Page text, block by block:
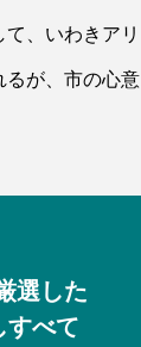
、いわきアリ
るが、市の心意
選した
すべて